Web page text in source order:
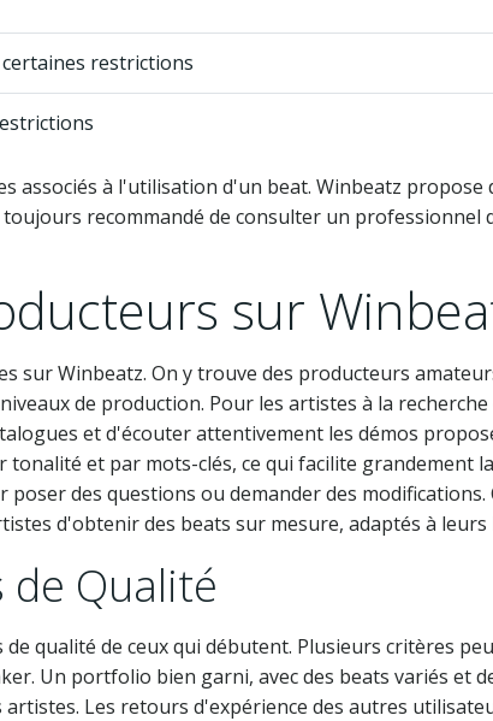
restrictions
associés à l'utilisation d'un beat. Winbeatz propose
recommandé de consulter un professionnel
sur
sur Winbeatz. On y trouve des producteurs
de production. Pour les artistes à la
et d'écouter attentivement les démos
et par mots-clés, ce qui facilite grandement
des questions ou demander des
d'obtenir des beats sur mesure, adaptés à leurs
Qualité
qualité de ceux qui débutent. Plusieurs critères
Un portfolio bien garni, avec des beats variés et
Les retours d'expérience des autres